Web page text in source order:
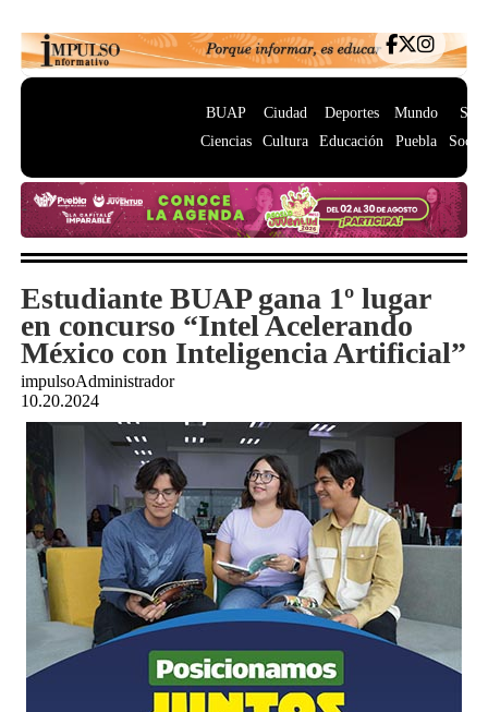
BUAP
Ciencias
Ciudad
Cultura
Deportes
Educación
Mundo
Puebla
Estudiante BUAP gana 1º lugar
en concurso “Intel Acelerando
México con Inteligencia Artificial”
impulsoAdministrador
10.20.2024